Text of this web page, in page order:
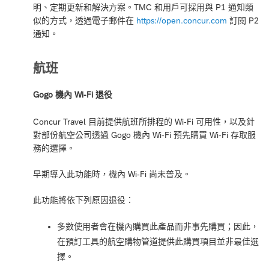
明、定期更新和解決方案。TMC 和用戶可採用與 P1 通知類
似的方式，透過電子郵件在 https://open.concur.com 訂閱 P2
通知。
航班
Gogo 機內 Wi-Fi 退役
Concur Travel 目前提供航班所排程的 Wi-Fi 可用性，以及針
對部份航空公司透過 Gogo 機內 Wi-Fi 預先購買 Wi-Fi 存取服
務的選擇。
早期導入此功能時，機內 Wi-Fi 尚未普及。
此功能將依下列原因退役：
多數使用者會在機內購買此產品而非事先購買；因此，
在預訂工具的航空購物管道提供此購買項目並非最佳選
擇。